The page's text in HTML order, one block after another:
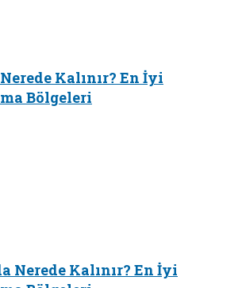
Nerede Kalınır? En İyi
Bölgeleri
Nerede Kalınır? En İyi